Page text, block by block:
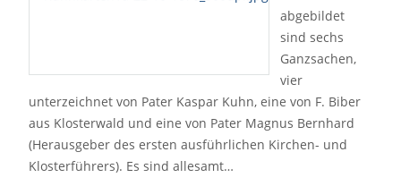
abgebildet
sind sechs
Ganzsachen,
vier
unterzeichnet von Pater Kaspar Kuhn, eine von F. Biber
aus Klosterwald und eine von Pater Magnus Bernhard
(Herausgeber des ersten ausführlichen Kirchen- und
Klosterführers). Es sind allesamt…